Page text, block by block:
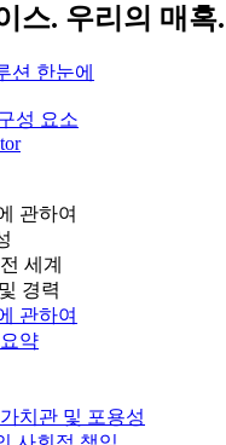
스. 우리의 매혹.
션 한눈에
성 요소
관하여
세계
경력
관하여
약
치관 및 포용성